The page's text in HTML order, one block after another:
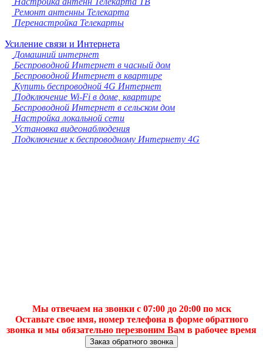
Ремонт антенны Телекарта
Перенастройка Телекарты
Усиление связи и Интернета
Домашний интернет
Беспроводной Интернет в часный дом
Беспроводной Интернет в квартире
Купить беспроводной 4G Интернет
Подключение Wi-Fi в доме, квартире
Беспроводной Интернет в сельском дом
Настройка локальной сети
Установка видеонаблюдения
Подключение к беспроводному Интернету 4G
Мы отвечаем на звонки с 07:00 до 20:00 по мск
Оставьте свое имя, номер телефона в форме обратного
звонка и мы обязательно перезвоним Вам в рабочее время
Заказ обратного звонка